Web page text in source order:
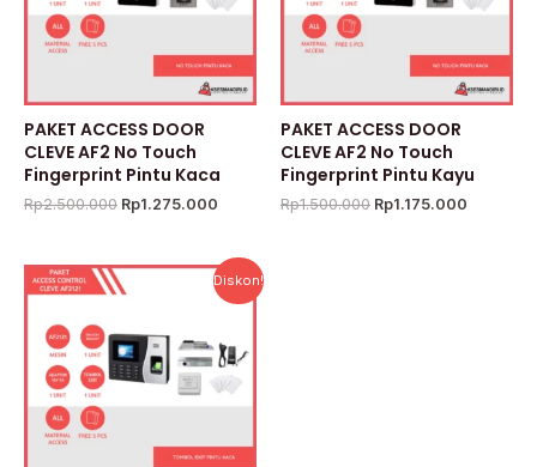
PAKET ACCESS DOOR
CLEVE AF2 No Touch
Fingerprint Pintu Kaca
Rp2.500.000 Rp1.275.000
PAKET ACCESS DOOR
CLEVE AF2 No Touch
Fingerprint Pintu Kayu
Rp1.500.000 Rp1.175.000
Diskon!
Harga
aslinya
Rp2.500.000.
Harga
saat
ini
Rp1.831.000.